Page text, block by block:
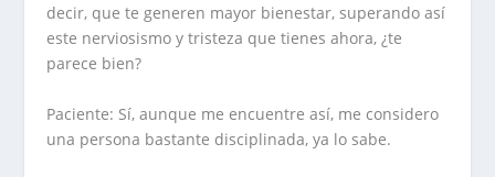
decir, que te generen mayor bienestar, superando así
este nerviosismo y tristeza que tienes ahora, ¿te
parece bien?
Paciente: Sí, aunque me encuentre así, me considero
una persona bastante disciplinada, ya lo sabe.